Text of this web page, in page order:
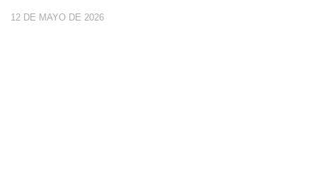
12 DE MAYO DE 2026